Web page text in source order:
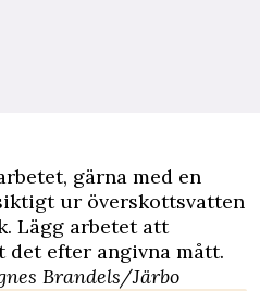
gärna med en
ur överskottsvatten
Lägg arbetet att
efter angivna mått.
Brandels/Järbo